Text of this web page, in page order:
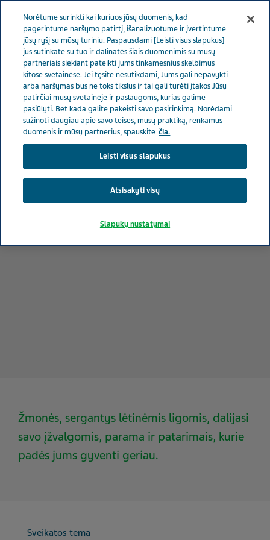
Lithuania Rūpinamės sveikata Visos istorijos
1 Pacientų pasakojimų
Rūpinamės sveikata
Peržiūrėti sveikatos temas
Migrena
Žmonės, sergantys lėtinėmis ligomis, dalijasi
savo įžvalgomis, parama ir patarimais, kurie
padės jums gyventi geriau.
Sveikatos tema
Norėtume surinkti kai kuriuos jūsų duomenis, kad
pagerintume naršymo patirtį, išanalizuotume ir įvertintume
jūsų ryšį su mūsų turiniu. Paspausdami [Leisti visus slapukus]
jūs sutinkate su tuo ir dalinatės šiais duomenimis su mūsų
partneriais siekiant pateikti jums tinkamesnius skelbimus
kitose svetainėse. Jei tęsite nesutikdami, Jums gali nepavykti
arba naršymas bus ne toks tikslus ir tai gali turėti įtakos Jūsų
patirčiai mūsų svetainėje ir paslaugoms, kurias galime
pasiūlyti. Bet kada galite pakeisti savo pasirinkimą. Norėdami
sužinoti daugiau apie savo teises, mūsų praktiką, renkamus
duomenis ir mūsų partnerius, spauskite čia.
Leisti visus slapukus
Atsisakyti visų
Slapukų nustatymai